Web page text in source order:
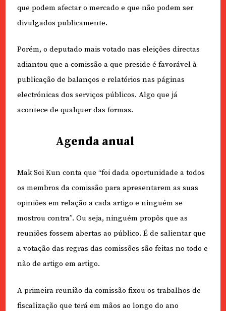
que podem afectar o mercado e que não podem ser
divulgados publicamente.
Porém, o deputado mais votado nas eleições directas
adiantou que a comissão a que preside é favorável à
publicação de balanços e relatórios nas páginas
electrónicas dos serviços públicos. Algo que já
acontece de qualquer das formas.
Agenda anual
Mak Soi Kun conta que “foi dada oportunidade a todos
os membros da comissão para apresentarem as suas
opiniões em relação a cada artigo e ninguém se
mostrou contra”. Ou seja, ninguém propôs que as
reuniões fossem abertas ao público. É de salientar que
a votação das regras das comissões são feitas no todo e
não de artigo em artigo.
A primeira reunião da comissão fixou os trabalhos de
fiscalização que terá em mãos ao longo do ano